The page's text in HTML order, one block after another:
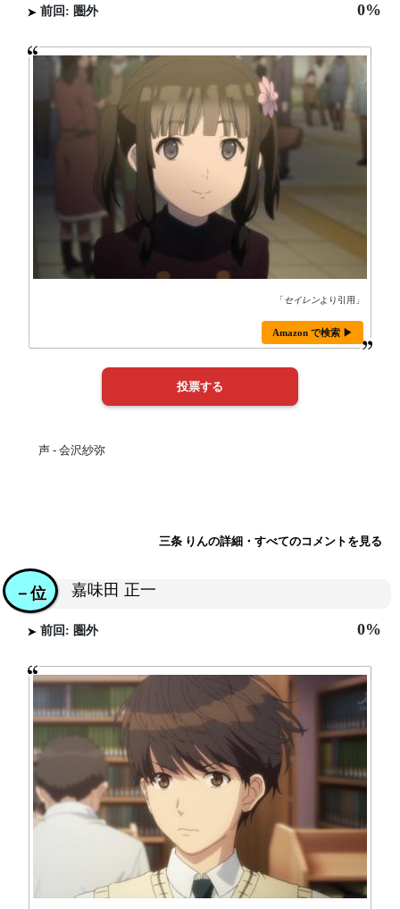
前回: 圏外 0%
「セイレンより引用」
Amazon で検索 ▶
声 - 会沢紗弥
三条 りんの詳細・すべてのコメントを見る
嘉味田 正一
－位
前回: 圏外 0%